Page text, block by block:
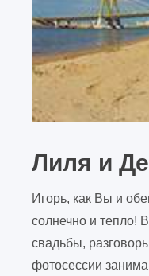
Лиля и
Игорь, как Вы и
солнечно и тепло!
свадьбы,
фотосессии